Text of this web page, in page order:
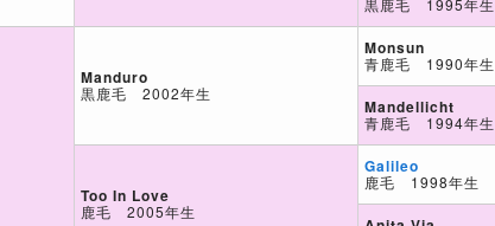
Manduro
黒鹿毛 2002年生
Too In Love
鹿毛 2005年生
黒鹿毛 1995年生
Monsun
青鹿毛 1990年生
Mandellicht
青鹿毛 1994年生
Galileo
鹿毛 1998年生